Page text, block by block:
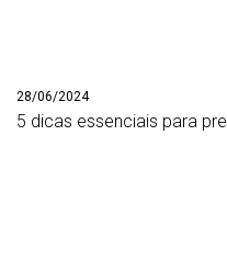
28/06/2024
5 dicas essenciais para